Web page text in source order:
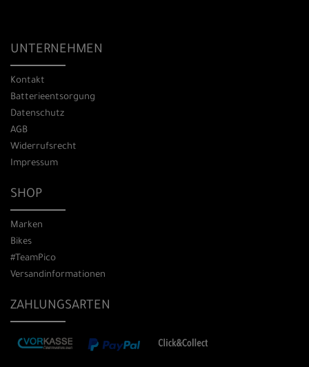
UNTERNEHMEN
Kontakt
Batterieentsorgung
Datenschutz
AGB
Widerrufsrecht
Impressum
SHOP
Marken
Bikes
#TeamPico
Versandinformationen
ZAHLUNGSARTEN